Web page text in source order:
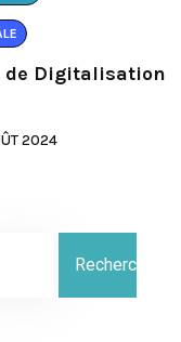
de Digitalisation
2024
Rechercher